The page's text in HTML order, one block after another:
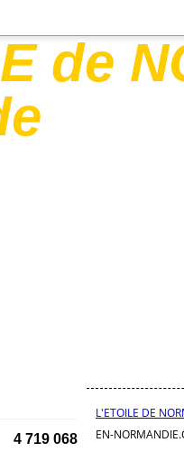
4 719 068
L'ETOILE DE
EN-